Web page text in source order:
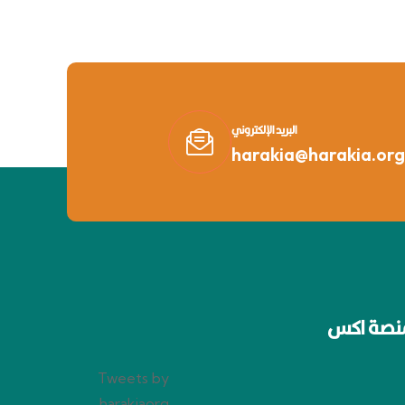
البريد الإلكتروني
اكس
Tweets by